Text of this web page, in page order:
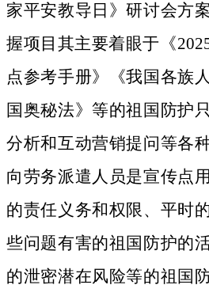
家平安教导日》研讨会方
握项目其主要着眼于《
点参考手册》《我国各族
国奥秘法》等的祖国防护
分析和互动营销提问等各
向劳务派遣人员是宣传点
的责任义务和权限、平时
些问题有害的祖国防护的
的泄密潜在风险等的祖国